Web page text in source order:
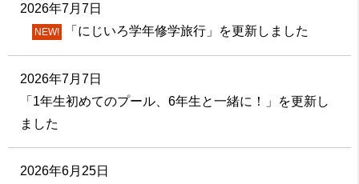
2026年7月7日
NEW! 「にじいろ学年修学旅行」を更新しました
2026年7月7日
「1年生初めてのプール、6年生と一緒に！」を更新し
ました
2026年6月25日